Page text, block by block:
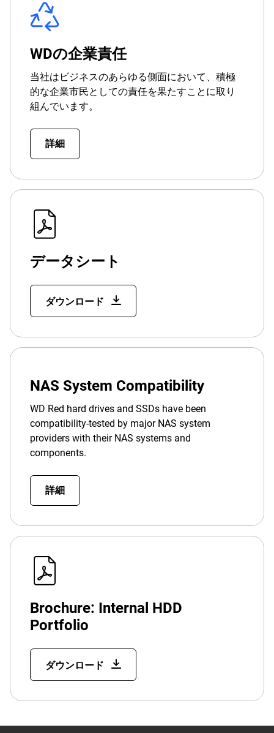
WDの企業責任
当社はビジネスのあらゆる側面において、積極
的な企業市民としての責任を果たすことに取り
組んでいます。
詳細
データシート
ダウンロード
NAS System Compatibility
WD Red hard drives and SSDs have been
compatibility-tested by major NAS system
providers with their NAS systems and
components.
詳細
Brochure: Internal HDD
Portfolio
ダウンロード